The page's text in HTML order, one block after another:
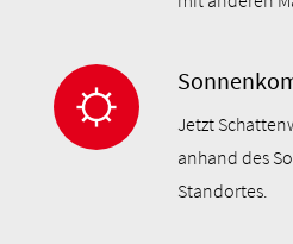
Jetzt
anhand des
Standortes.